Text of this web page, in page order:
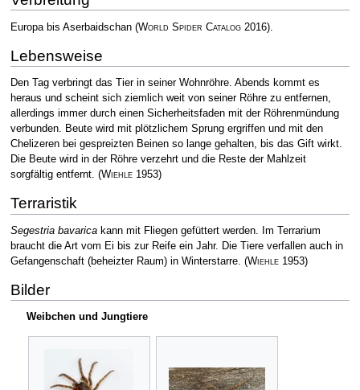
Europa bis Aserbaidschan (World Spider Catalog2016).
Lebensweise
Den Tag verbringt das Tier in seiner Wohnröhre. Abends kommt es
heraus und scheint sich ziemlich weit von seiner Röhre zu entfernen,
allerdings immer durch einen Sicherheitsfaden mit der Röhrenmündung
verbunden. Beute wird mit plötzlichem Sprung ergriffen und mit den
Chelizeren bei gespreizten Beinen so lange gehalten, bis das Gift wirkt.
Die Beute wird in der Röhre verzehrt und die Reste der Mahlzeit
sorgfältig entfernt. (Wiehle1953)
Terraristik
Segestria bavaricakann mit Fliegen gefüttert werden. Im Terrarium
braucht die Art vom Ei bis zur Reife ein Jahr. Die Tiere verfallen auch in
Gefangenschaft (beheizter Raum) in Winterstarre. (Wiehle1953)
Bilder
Weibchen und Jungtiere